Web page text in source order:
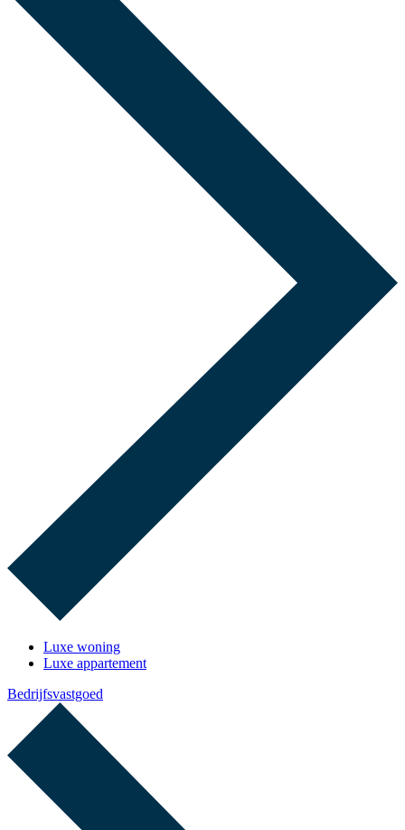
Luxe woning
Luxe appartement
Bedrijfsvastgoed